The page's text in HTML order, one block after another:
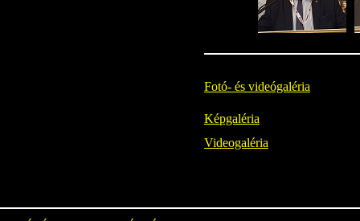
Fotó- és videógaléria
Képgaléria
Videogaléria